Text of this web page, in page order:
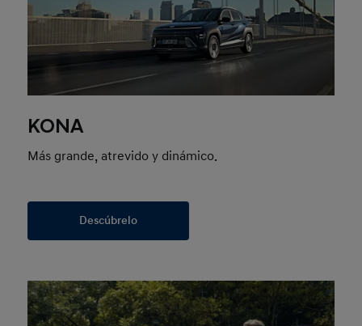
KONA
Más grande, atrevido y dinámico.
Descúbrelo